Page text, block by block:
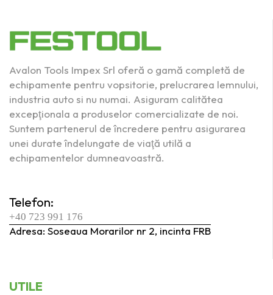
Avalon Tools Impex Srl oferă o gamă completă de
echipamente pentru vopsitorie, prelucrarea lemnului,
industria auto si nu numai. Asiguram calitătea
excepţionala a produselor comercializate de noi.
Suntem partenerul de încredere pentru asigurarea
unei durate îndelungate de viaţă utilă a
echipamentelor dumneavoastră.
Telefon:
+40 723 991 176
Adresa: Soseaua Morarilor nr 2, incinta FRB
UTILE